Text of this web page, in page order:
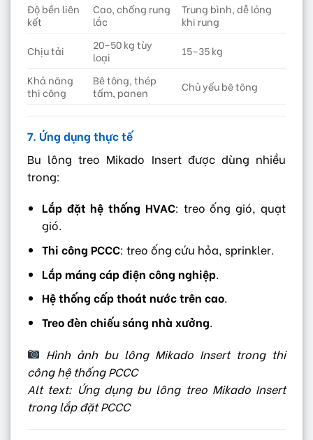
Độ bền liên
kết
Cao, chống rung
lắc
Trung bình, dễ lỏng
khi rung
Chịu tải
20–50 kg tùy
loại
15–35 kg
Khả năng
thi công
Bê tông, thép
tấm, panen
Chủ yếu bê tông
7. Ứng dụng thực tế
Bu lông treo Mikado Insert được dùng nhiều
trong:
Lắp đặt hệ thống HVAC: treo ống gió, quạt
gió.
Thi công PCCC: treo ống cứu hỏa, sprinkler.
Lắp máng cáp điện công nghiệp.
Hệ thống cấp thoát nước trên cao.
Treo đèn chiếu sáng nhà xưởng.
Hình ảnh bu lông Mikado Insert trong thi
công hệ thống PCCC
Alt text: Ứng dụng bu lông treo Mikado Insert
trong lắp đặt PCCC